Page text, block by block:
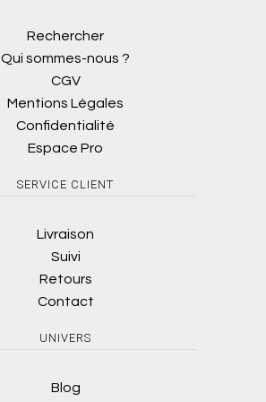
Rechercher
Qui sommes-nous ?
CGV
Mentions Légales
Confidentialité
Espace Pro
SERVICE CLIENT
Livraison
Suivi
Retours
Contact
UNIVERS
Blog